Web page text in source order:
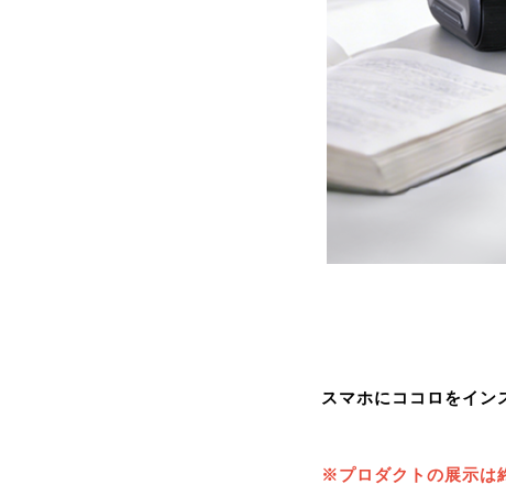
スマホにココロをイン
※プロダクトの展示は